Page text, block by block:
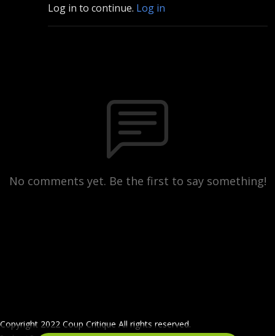
Log in to continue. Log in
No comments yet. Be the first to say something!
Copyright 2022 Coup Critique All rights reserved.